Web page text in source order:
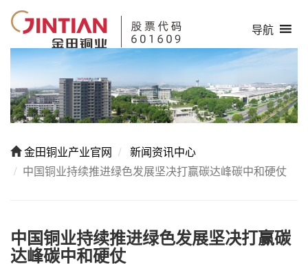
导航
金田铜业产业官网
新闻资讯中心
中国铜业持续推进绿色发展坚决打赢碳达峰碳中和硬仗
中国铜业持续推进绿色发展坚决打赢碳
达峰碳中和硬仗